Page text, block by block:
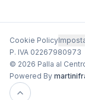
Cookie Policy
P. IVA 02267980973
© 2026 Palla al
Powered By